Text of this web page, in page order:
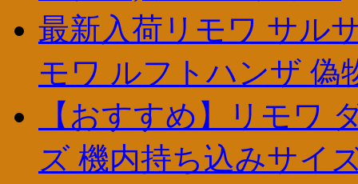
最新入荷リモワ サル
モワ ルフトハンザ 偽
【おすすめ】リモワ
ズ 機内持ち込みサイ